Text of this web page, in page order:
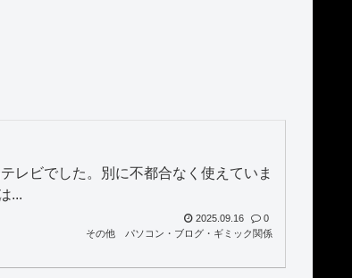
レビでした。別に不都合なく使えていま
...
2025.09.16
0
その他
パソコン・ブログ・ギミック関係